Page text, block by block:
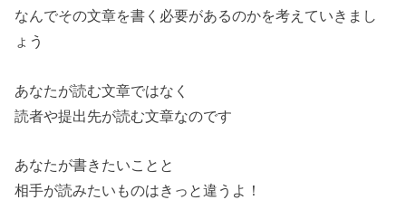
なんでその文章を書く必要があるのかを考えていきまし
ょう
あなたが読む文章ではなく
読者や提出先が読む文章なのです
あなたが書きたいことと
相手が読みたいものはきっと違うよ！